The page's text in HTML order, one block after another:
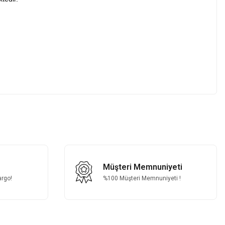
Müşteri Memnuniyeti
%100 Müşteri Memnuniyeti !